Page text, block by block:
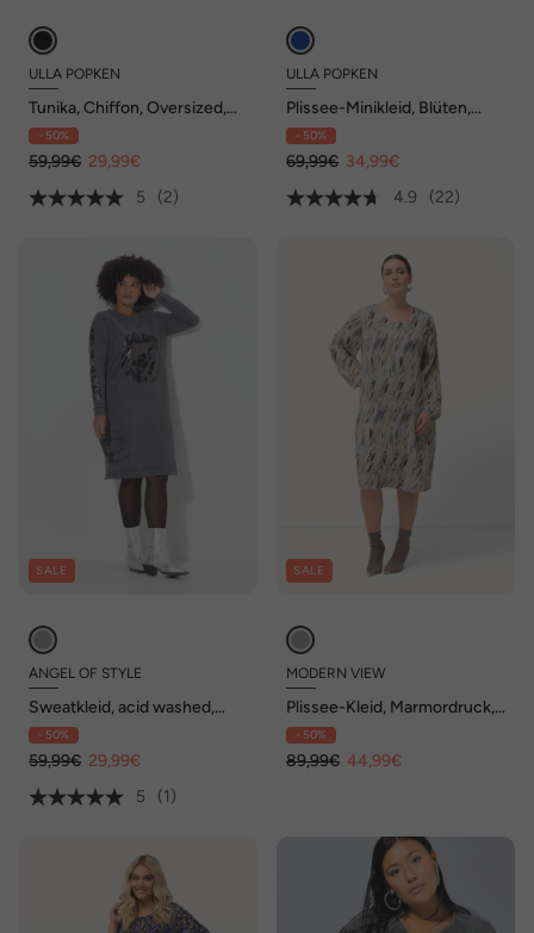
ULLA POPKEN
Tunika, Chiffon, Oversized,
V-Ausschnitt, Halbarm
- 50%
59,99€ 29,99€
5
(2)
ULLA POPKEN
Plissee-Minikleid, Blüten,
Rüschen, Stehkragen, 3/4-
Arm
- 50%
69,99€ 34,99€
4.9
(22)
SALE
ANGEL OF STYLE
Sweatkleid, acid washed,
Metallic-Print
- 50%
59,99€ 29,99€
5
(1)
SALE
MODERN VIEW
Plissee-Kleid, Marmordruck,
Godetfalten, Rundhals,
Langarm
- 50%
89,99€ 44,99€